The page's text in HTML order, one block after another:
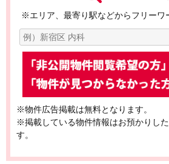
※エリア、最寄り駅などからフリーワ
※物件広告掲載は無料となります。
※掲載している物件情報はお預かりし
す。